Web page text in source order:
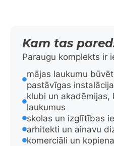
Kam tas
Paraugu komplekts ir
mājas laukumu
pastāvīgas
klubi un akadēmijas,
laukumus
skolas un izglītības
arhitekti un ainavu
komerciāli un